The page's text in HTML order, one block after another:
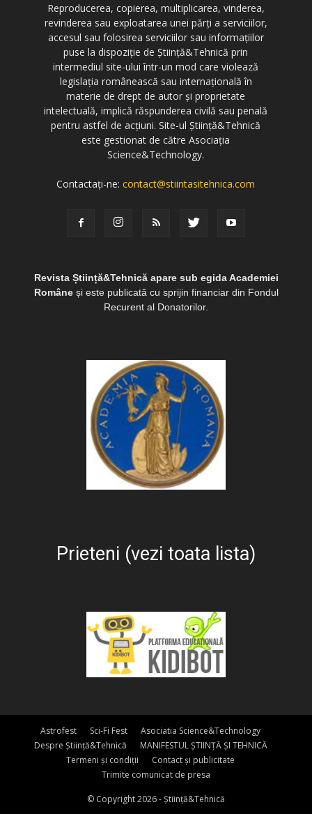
Reproducerea, copierea, multiplicarea, vinderea,
revinderea sau exploatarea unei părți a serviciilor,
accesul sau folosirea serviciilor sau informațiilor
puse la dispoziție de Știință&Tehnică prin
intermediul site-ului într-un mod care violează
legislația românească sau internațională în
materie de drept de autor și proprietate
intelectuală, implică răspunderea civilă sau penală
pentru astfel de acțiuni. Site-ul Știință&Tehnică
este gestionat de către Asociația
Science&Technology.
Contactați-ne:contact@stiintasitehnica.com
Revista Știință&Tehnică apare sub egida Academiei
Româneși este publicată cu sprijin financiar din Fondul
Recurent al Donatorilor.
Prieteni (vezi toata lista)
Astrofest Sci-Fi Fest
Asociatia Science&Technology
Despre Știință&Tehnică
MANIFESTUL ȘTIINȚĂ ȘI TEHNICĂ
Termeni și condiții
Contact și publicitate
Trimite comunicat de presa
© Copyright 2026 - Știință&Tehnică